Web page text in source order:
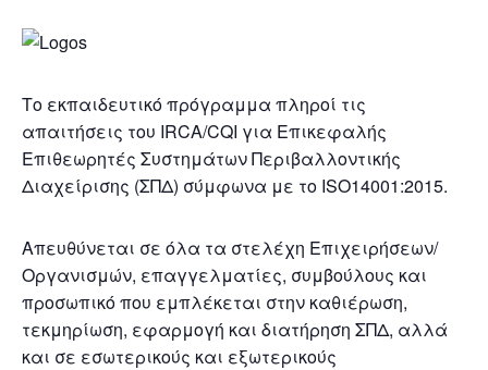
Το εκπαιδευτικό πρόγραμμα πληροί τις
απαιτήσεις του IRCA/CQI για Επικεφαλής
Επιθεωρητές Συστημάτων Περιβαλλοντικής
Διαχείρισης (ΣΠΔ) σύμφωνα με το ISO14001:2015.
Απευθύνεται σε όλα τα στελέχη Επιχειρήσεων/
Οργανισμών, επαγγελματίες, συμβούλους και
προσωπικό που εμπλέκεται στην καθιέρωση,
τεκμηρίωση, εφαρμογή και διατήρηση ΣΠΔ, αλλά
και σε εσωτερικούς και εξωτερικούς